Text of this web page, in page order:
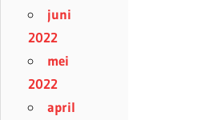
juni
2022
mei
2022
april